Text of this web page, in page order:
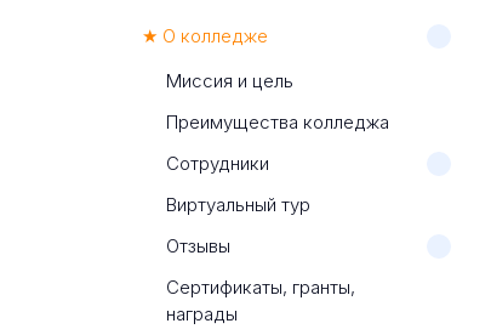
★ О колледже
Миссия и цель
Преимущества колледжа
Сотрудники
Виртуальный тур
Отзывы
Сертификаты, гранты,
награды